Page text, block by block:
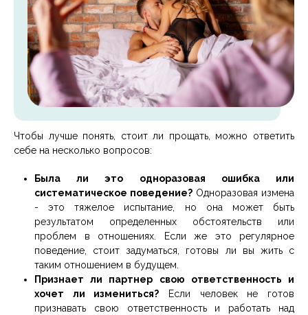
Чтобы лучше понять, стоит ли прощать, можно ответить
себе на несколько вопросов:
Была ли это одноразовая ошибка или
систематическое поведение? Одноразовая измена
- это тяжелое испытание, но она может быть
результатом определенных обстоятельств или
проблем в отношениях. Если же это регулярное
поведение, стоит задуматься, готовы ли вы жить с
таким отношением в будущем.
Признает ли партнер свою ответственность и
хочет ли измениться? Если человек не готов
признавать свою ответственность и работать над